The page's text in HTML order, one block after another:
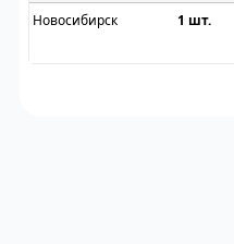
Новосибирск
1 шт.